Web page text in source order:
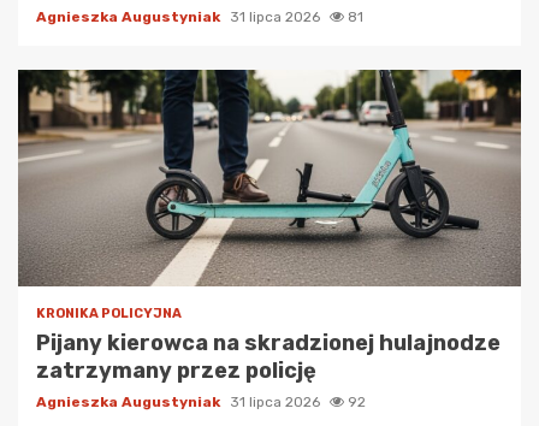
Agnieszka Augustyniak 31 lipca 2026 81
KRONIKA POLICYJNA
Pijany kierowca na skradzionej hulajnodze
zatrzymany przez policję
Agnieszka Augustyniak 31 lipca 2026 92